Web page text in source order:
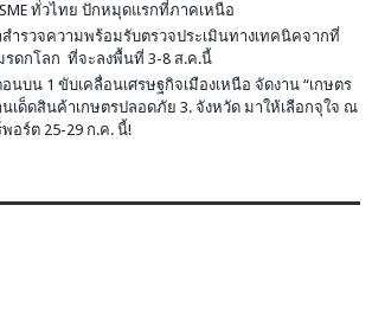
ทั่วไทย ปักหมุดแรกที่ภาคเหนือ
ำรวจความพร้อมรับตรวจประเมินทางเทคนิคจากที่
ดกโลก ที่จะลงพื้นที่ 3-8 ส.ค.นี้
บน 1 ขับเคลื่อนเศรษฐกิจเมืองเหนือ จัดงาน “เกษตร
นเด็ดสินค้าเกษตรปลอดภัย 3. จังหวัด มาให้เลือกจุใจ ณ
อร์ต 25-29 ก.ค. นี้!